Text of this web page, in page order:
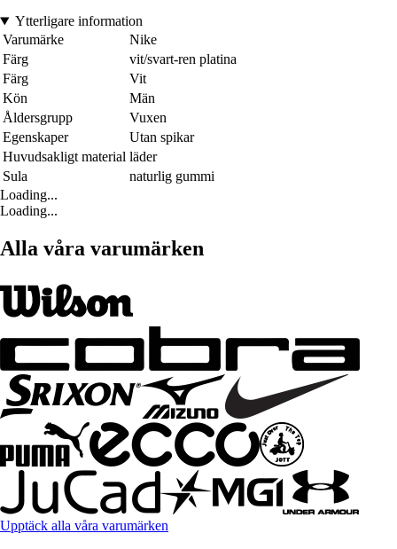
Ytterligare information
Varumärke
Nike
Färg
vit/svart-ren platina
Färg
Vit
Kön
Män
Åldersgrupp
Vuxen
Egenskaper
Utan spikar
Huvudsakligt material läder
Sula
naturlig gummi
Loading...
Loading...
Alla våra varumärken
Upptäck alla våra varumärken